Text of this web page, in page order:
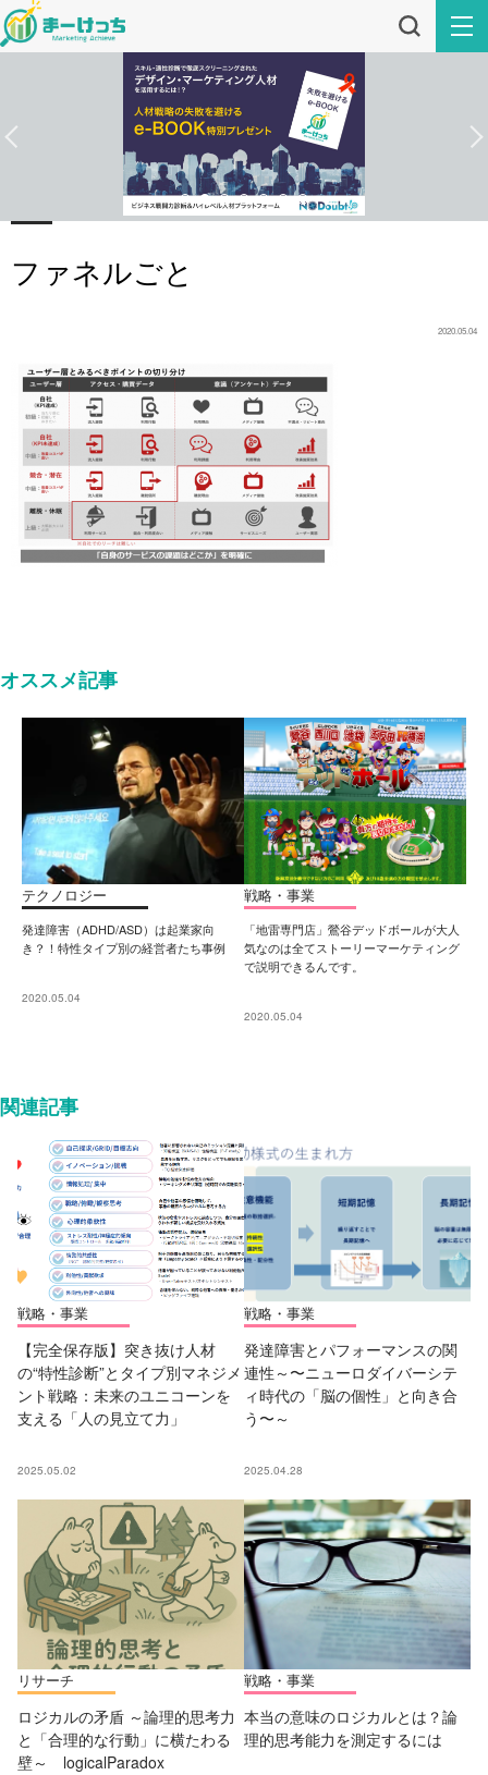
ファネルごと
2020.05.04
オススメ記事
テクノロジー
発達障害（ADHD/ASD）は起業家向
き？！特性タイプ別の経営者たち事例
2020.05.04
戦略・事業
「地雷専門店」鶯谷デッドボールが大人
気なのは全てストーリーマーケティング
で説明できるんです。
2020.05.04
関連記事
戦略・事業
【完全保存版】突き抜け人材
の“特性診断”とタイプ別マネジメ
ント戦略：未来のユニコーンを
支える「人の見立て力」
2025.05.02
戦略・事業
発達障害とパフォーマンスの関
連性～〜ニューロダイバーシテ
ィ時代の「脳の個性」と向き合
う〜～
2025.04.28
リサーチ
ロジカルの矛盾 ～論理的思考力
と「合理的な行動」に横たわる
壁～ logicalParadox
戦略・事業
本当の意味のロジカルとは？論
理的思考能力を測定するには